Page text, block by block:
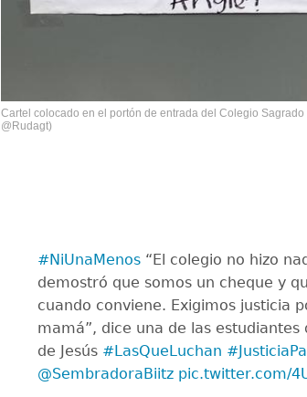
Cartel colocado en el portón de entrada del Colegio Sagrado
@Rudagt)
#NiUnaMenos “El colegio no hizo
demostró que somos un cheque y
cuando conviene. Exigimos justicia
mamá”, dice una de las estudiantes
de Jesús #LasQueLuchan
@SembradoraBiitz pic.twitter.com/